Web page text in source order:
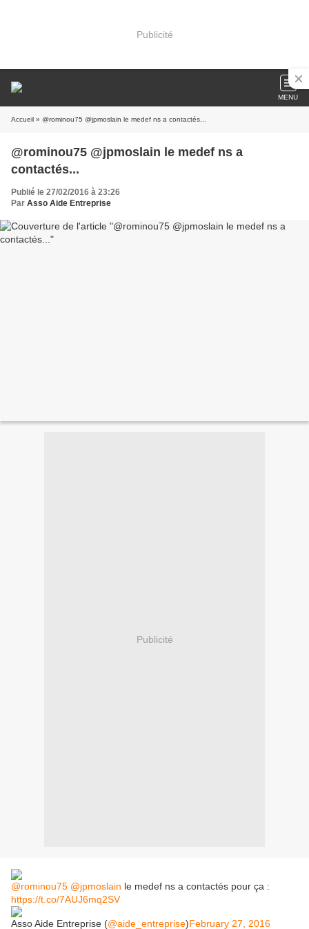
Publicité
MENU
Accueil » @rominou75 @jpmoslain le medef ns a contactés...
@rominou75 @jpmoslain le medef ns a
contactés...
Publié le 27/02/2016 à 23:26
Par Asso Aide Entreprise
Publicité
@rominou75 @jpmoslain le medef ns a contactés pour ça :
https://t.co/7AUJ6mq2SV
Asso Aide Entreprise (@aide_entreprise)February 27, 2016